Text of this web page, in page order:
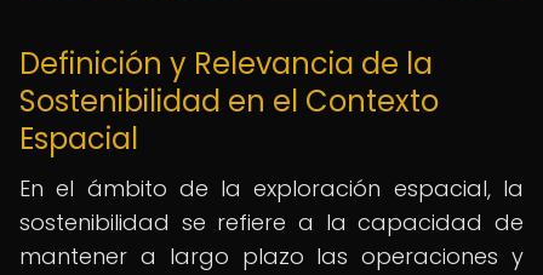
Definición y Relevancia de la
Sostenibilidad en el Contexto
Espacial
En el ámbito de la exploración espacial, la
sostenibilidad se refiere a la capacidad de
mantener a largo plazo las operaciones y